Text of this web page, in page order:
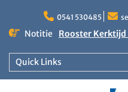
content
0541 530485
Notitie
Rooster
zondag 27
Denekamp
Quick Links